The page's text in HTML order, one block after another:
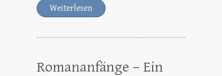
Weiterlesen
Romananfänge – Ein